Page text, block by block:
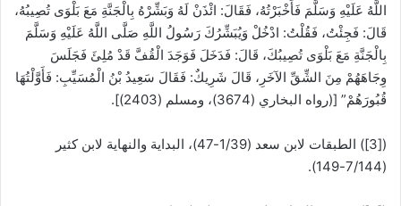
اللَّهُ عَلَيْهِ وَسَلَّمَ فَأَخْبَرْتُهُ، فَقَالَ: ائْذَنْ لَهُ وَبَشِّرْهُ بِالْجَنَّةِ مَعَ بَلْوَى تُصِيبُهُ،
قَالَ: فَجِئْتُ، فَقُلْتُ: ادْخُلْ وَيُبَشِّرُكَ رَسُولُ اللَّهِ صَلَّى اللَّهُ عَلَيْهِ وَسَلَّمَ
بِالْجَنَّةِ مَعَ بَلْوَى تُصِيبُكَ، قَالَ: فَدَخَلَ فَوَجَدَ الْقُفَّ قَدْ مُلِئَ فَجَلَسَ
وِجَاهَهُمْ مِنَ الشِّقِّ الآخَرِ، قَالَ شَرِيكٌ: فَقَالَ سَعِيدُ بْنُ الْمُسَيِّبِ: فَأَوَّلْتُهَا
قُبُورَهُمْ” [(رواه البخاري (3674)، ومسلم (2403)].
([3]) الطبقات لابن سعد (1/39-47)، البداية والنهاية لابن كثير
(7/144-149).